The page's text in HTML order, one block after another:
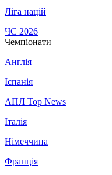
Ліга націй
ЧС 2026
Чемпіонати
Англія
Іспанія
АПЛ Top News
Італія
Німеччина
Франція